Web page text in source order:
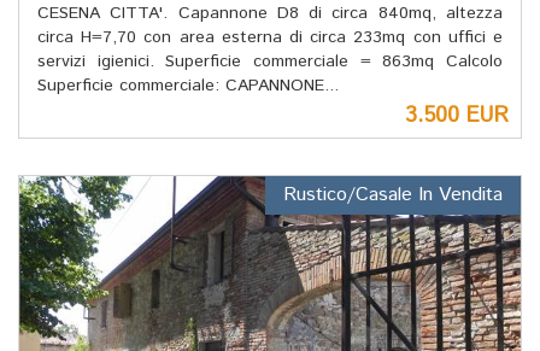
CESENA CITTA'. Capannone D8 di circa 840mq, altezza
circa H=7,70 con area esterna di circa 233mq con uffici e
servizi igienici. Superficie commerciale = 863mq Calcolo
Superficie commerciale: CAPANNONE...
3.500 EUR
Rustico/Casale In Vendita